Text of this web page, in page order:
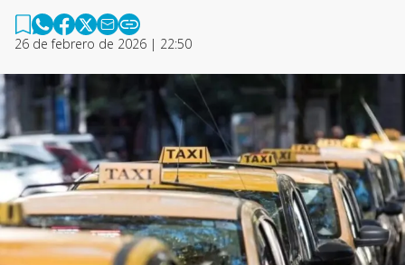
26 de febrero de 2026 | 22:50